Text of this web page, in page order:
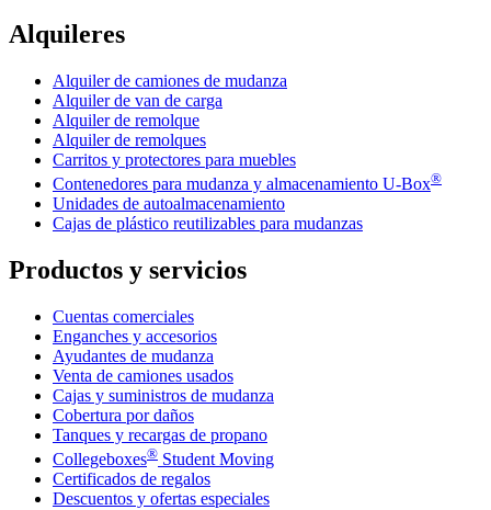
Alquileres
Alquiler de camiones de mudanza
Alquiler de van de carga
Alquiler de remolque
Alquiler de remolques
Carritos y protectores para muebles
Contenedores para mudanza y almacenamiento U-Box®
Unidades de autoalmacenamiento
Cajas de plástico reutilizables para mudanzas
Productos y servicios
Cuentas comerciales
Enganches y accesorios
Ayudantes de mudanza
Venta de camiones usados
Cajas y suministros de mudanza
Cobertura por daños
Tanques y recargas de propano
Collegeboxes® Student Moving
Certificados de regalos
Descuentos y ofertas especiales